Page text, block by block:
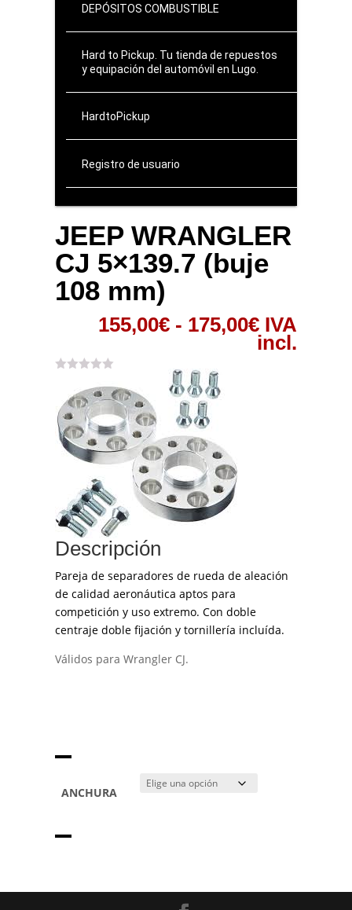
DEPÓSITOS COMBUSTIBLE
Hard to Pickup. Tu tienda de repuestos
y equipación del automóvil en Lugo.
HardtoPickup
Registro de usuario
JEEP WRANGLER
CJ 5×139.7 (buje
108 mm)
155,00€ - 175,00€Rango
de
IVA
incl.
Descripción
Pareja de separadores de rueda de aleación
de calidad aeronáutica aptos para
competición y uso extremo. Con doble
centraje doble fijación y tornillería incluída.
Válidos para Wrangler CJ.
ANCHURA